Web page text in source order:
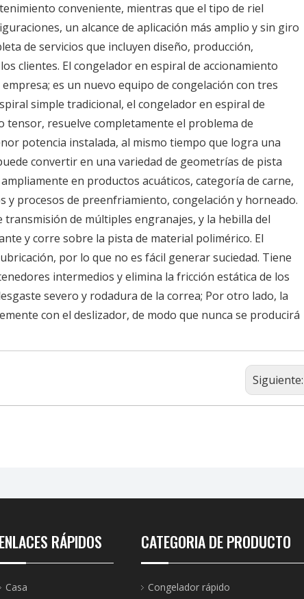
conveniente, mientras que el tipo de riel
un alcance de aplicación más amplio y sin giro
de servicios que incluyen diseño, producción,
clientes. El congelador en espiral de accionamiento
es un nuevo equipo de congelación con tres
simple tradicional, el congelador en espiral de
resuelve completamente el problema de
potencia instalada, al mismo tiempo que logra una
convertir en una variedad de geometrías de pista
en productos acuáticos, categoría de carne,
procesos de preenfriamiento, congelación y horneado.
de múltiples engranajes, y la hebilla del
y corre sobre la pista de material polimérico. El
por lo que no es fácil generar suciedad. Tiene
intermedios y elimina la fricción estática de los
severo y rodadura de la correa; Por otro lado, la
con el deslizador, de modo que nunca se producirá
Siguiente:
ENLACES RÁPIDOS
Casa
CATEGORIA DE PRODUCTO
Congelador rápido